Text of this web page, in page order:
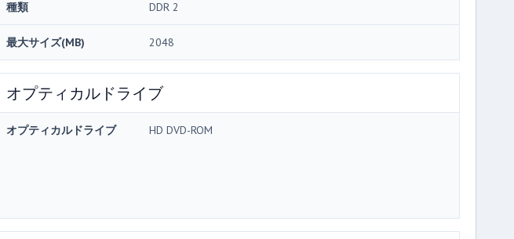
種類 DDR 2
最大サイズ(MB) 2048
オプティカルドライブ
オプティカルドライブ HD DVD-ROM